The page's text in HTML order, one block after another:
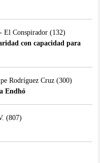
El Conspirador(132)
con capacidad para
Rodríguez Cruz(300)
Endhó
(807)